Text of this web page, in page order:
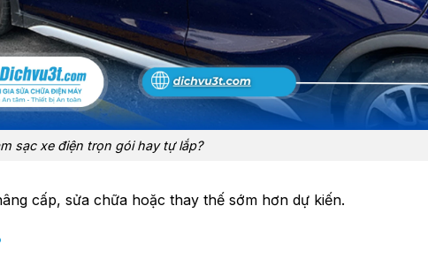
sạc xe điện trọn gói hay tự lắp?
cấp, sửa chữa hoặc thay thế sớm hơn dự kiến.